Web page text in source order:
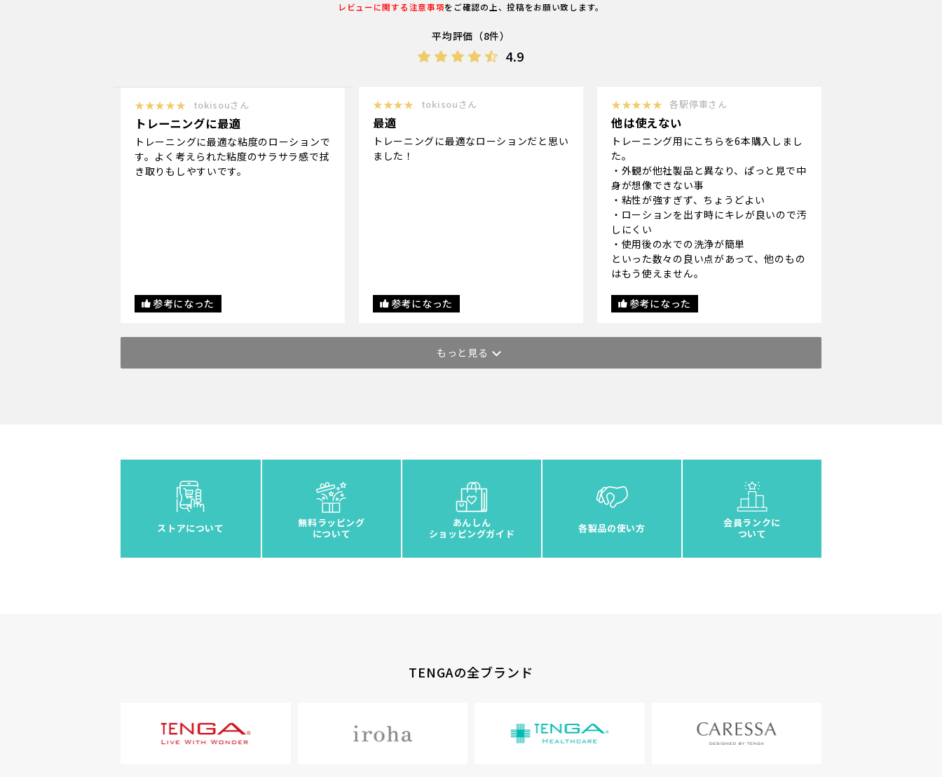
レビューに関する注意事項をご確認の上、投稿をお願い致します。
平均評価（8件）
4.9
★★★★★ tokisouさん
トレーニングに最適
トレーニングに最適な粘度のローションで
す。よく考えられた粘度のサラサラ感で拭
き取りもしやすいです。
参考になった
★★★★ tokisouさん
最適
トレーニングに最適なローションだと思い
ました！
参考になった
★★★★★ 各駅停車さん
他は使えない
トレーニング用にこちらを6本購入しまし
た。
・外観が他社製品と異なり、ぱっと見で中
身が想像できない事
・粘性が強すぎず、ちょうどよい
・ローションを出す時にキレが良いので汚
しにくい
・使用後の水での洗浄が簡単
といった数々の良い点があって、他のもの
はもう使えません。
参考になった
もっと見る
ストアについて
無料ラッピング
について
あんしん
ショッピングガイド
各製品の使い方
会員ランクに
ついて
TENGAの全ブランド